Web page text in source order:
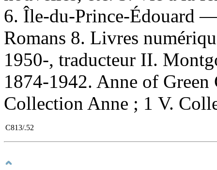
6. Île-du-Prince-Édouard
Romans 8. Livres
1950-, traducteur II.
1874-1942. Anne of
Collection Anne ; 1 V.
C813/.52